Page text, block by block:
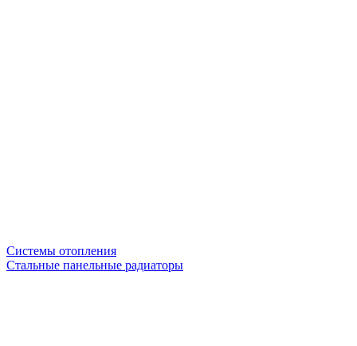
Системы отопления
Стальные панельные радиаторы